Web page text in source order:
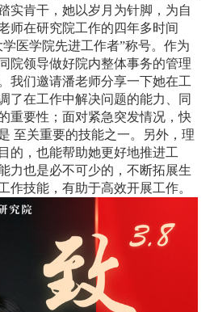
实肯干，她以岁月为针脚，为自
师在研究院工作的四年多时间
医学院先进工作者”称号。作为
院领导做好院内整体事务的管理
我们邀请潘老师分享一下她在工
了在工作中解决问题的能力、同
重要性；面对紧急突发情况，快
至关重要的技能之一。另外，理
的，也能帮助她更好地推进工
力也是必不可少的，不断拓展生
作技能，有助于高效开展工作。